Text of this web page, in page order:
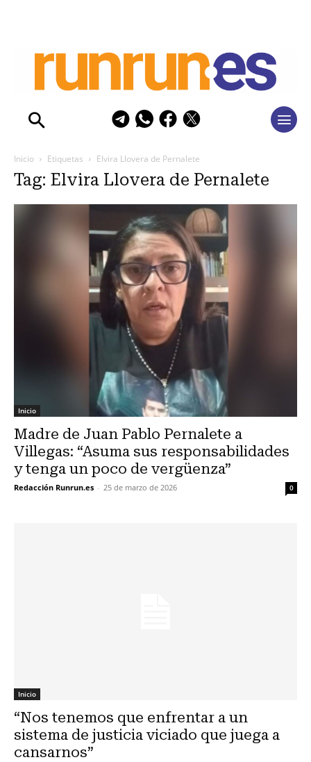
Inicio Etiquetas Elvira Llovera de Pernalete
Tag: Elvira Llovera de Pernalete
Inicio
Madre de Juan Pablo Pernalete a
Villegas: “Asuma sus responsabilidades
y tenga un poco de vergüenza”
Redacción Runrun.es - 25 de marzo de 2026 0
Inicio
“Nos tenemos que enfrentar a un
sistema de justicia viciado que juega a
cansarnos”